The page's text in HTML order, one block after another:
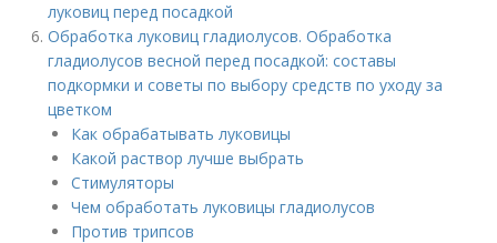
луковиц перед посадкой
Обработка луковиц гладиолусов. Обработка
гладиолусов весной перед посадкой: составы
подкормки и советы по выбору средств по уходу за
цветком
Как обрабатывать луковицы
Какой раствор лучше выбрать
Стимуляторы
Чем обработать луковицы гладиолусов
Против трипсов